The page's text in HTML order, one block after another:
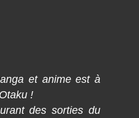
et anime est à
!
des sorties du